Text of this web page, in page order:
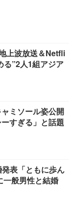
上波放送＆Netfli
る”2人1組アジア
ミソール姿公開
すぎる」と話題
表「ともに歩ん
一般男性と結婚